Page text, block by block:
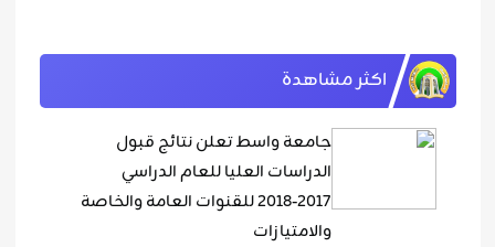
اكثر مشاهدة
جامعة واسط تعلن نتائج قبول
الدراسات العليا للعام الدراسي
٢٠١٧-٢٠١٨ للقنوات العامة والخاصة
والامتيازات